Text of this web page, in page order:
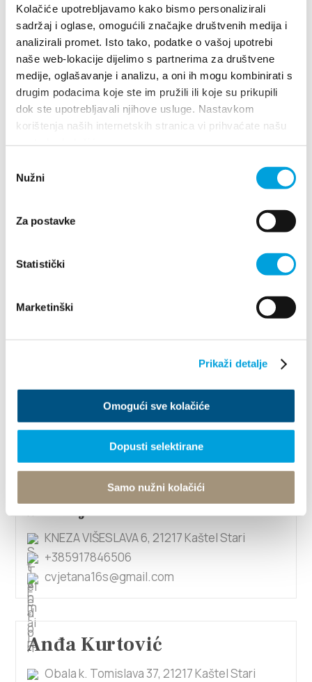
Kolačiće upotrebljavamo kako bismo personalizirali
sadržaj i oglase, omogućili značajke društvenih medija i
analizirali promet. Isto tako, podatke o vašoj upotrebi
naše web-lokacije dijelimo s partnerima za društvene
medije, oglašavanje i analizu, a oni ih mogu kombinirati s
drugim podacima koje ste im pružili ili koje su prikupili
dok ste upotrebljavali njihove usluge. Nastavkom
korištenja naših internetskih stranica vi prihvaćate našu
pristanka
Nužni
Za postavke
Statistički
Marketinški
Prikaži detalje
Omogući sve kolačiće
Dopusti selektirane
Samo nužni kolačići
Andreško Krokar
Ulica Kumbatova 25, 21214 Kaštel
Kambelovac
++385(0)091 2630149
spomenkakrokar@yahoo.com
Obala Kralja Tomislava 3, 21214 Kaštel
+385958376460
Ivana Pavla II 169, 21214 Kaštel Lukšić
095 561 28 56
a.def.milin@gmail.com
Andrija Škarica
KNEZA VIŠESLAVA 6, 21217 Kaštel Stari
+385917846506
cvjetana16s@gmail.com
Anđa Kurtović
Obala k. Tomislava 37, 21217 Kaštel Stari